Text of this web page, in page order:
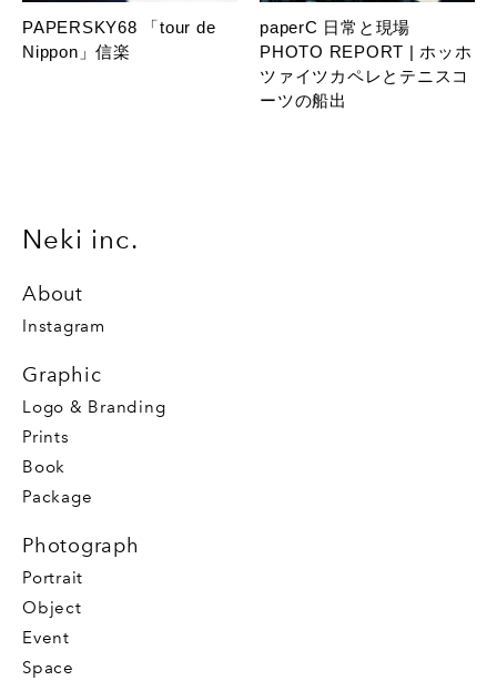
PAPERSKY68 「tour de
Nippon」信楽
paperC 日常と現場
PHOTO REPORT | ホッホ
ツァイツカペレとテニスコ
ーツの船出
Neki inc.
About
Instagram
Graphic
Logo & Branding
Prints
Book
Package
Photograph
Portrait
Object
Event
Space